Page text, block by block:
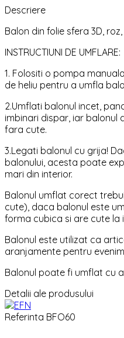
Descriere
Balon din folie sfera 3D,
INSTRUCTIUNI DE UMFLARE:
1. Folositi o pompa
de heliu pentru a umfla
2.Umflati balonul incet,
imbinari dispar, iar balonul
fara cute.
3.Legati balonul cu grija!
balonului, acesta poate
mari din interior.
Balonul umflat corect
cute), daca balonul este
forma cubica si are cute la
Balonul este utilizat ca
aranjamente pentru
Balonul poate fi umflat cu
Detalii ale produsului
Referinta BFO60